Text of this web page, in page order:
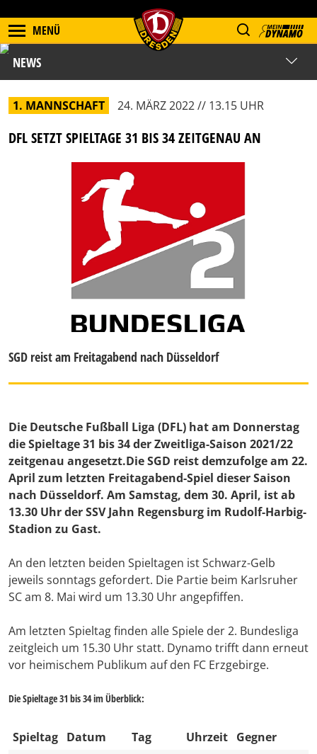
MENÜ
NEWS
1. MANNSCHAFT 24. MÄRZ 2022 // 13.15 UHR
DFL SETZT SPIELTAGE 31 BIS 34 ZEITGENAU AN
SGD reist am Freitagabend nach Düsseldorf
Die Deutsche Fußball Liga (DFL) hat am Donnerstag
die Spieltage 31 bis 34 der Zweitliga-Saison 2021/22
zeitgenau angesetzt.Die SGD reist demzufolge am 22.
April zum letzten Freitagabend-Spiel dieser Saison
nach Düsseldorf. Am Samstag, dem 30. April, ist ab
13.30 Uhr der SSV Jahn Regensburg im Rudolf-Harbig-
Stadion zu Gast.
An den letzten beiden Spieltagen ist Schwarz-Gelb
jeweils sonntags gefordert. Die Partie beim Karlsruher
SC am 8. Mai wird um 13.30 Uhr angepfiffen.
Am letzten Spieltag finden alle Spiele der 2. Bundesliga
zeitgleich um 15.30 Uhr statt. Dynamo trifft dann erneut
vor heimischem Publikum auf den FC Erzgebirge.
Die Spieltage 31 bis 34 im Überblick:
Spieltag Datum Tag Uhrzeit Gegner